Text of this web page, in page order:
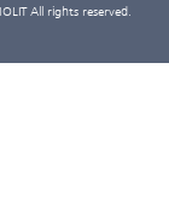
All rights reserved.